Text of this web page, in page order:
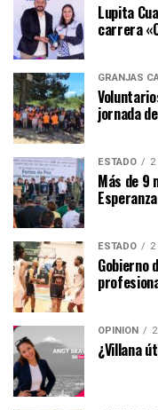
Lupita
carrera
GRANJAS
jornada
ESTADO
Más de 9
Esperanza
ESTADO
Gobierno
OPINIÓN
¿Villana